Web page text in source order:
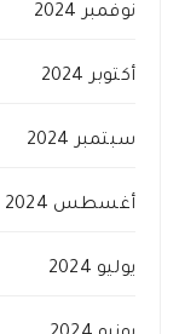
نوفمبر 2024
أكتوبر 2024
سبتمبر 2024
أغسطس 2024
يوليو 2024